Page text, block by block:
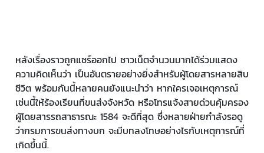
หลังเรื่องราวถูกแชร์ออกไป ชาวเน็ตจำนวนมากได้ร่วมแสดง
ความคิดเห็นว่า เป็นอันตรายอย่างยิ่งสำหรับผู้โดยสารหลายสิบ
ชีวิต พร้อมกันนี้หลายคนยังแนะนำว่า หากใครเจอเหตุการณ์
เช่นนี้ให้ร้องเรียนที่ขนส่งจังหวัด หรือโทรแจ้งสายด่วนคุ้มครอง
ผู้โดยสารรถสาธารณะ 1584 จะดีที่สุด ซึ่งหลายฝ่ายกำลังรอดู
ว่ากรมการขนส่งทางบก จะมีบทลงโทษอย่างไรกับเหตุการณ์ที่
เกิดขึ้นนี้.